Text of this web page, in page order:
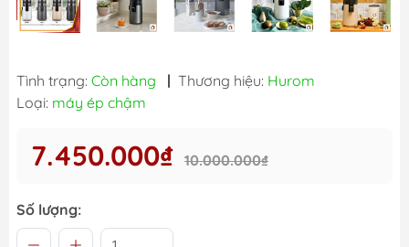
Tình trạng: Còn hàng | Thương hiệu: Hurom
Loại: máy ép chậm
7.450.000₫ 10.000.000₫
Số lượng: